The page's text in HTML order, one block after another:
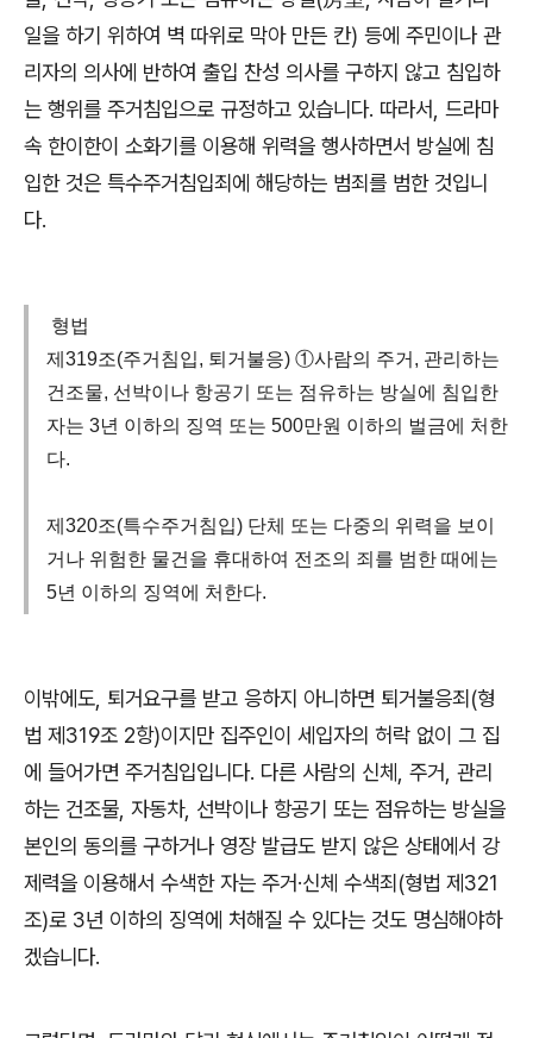
일을 하기 위하여 벽 따위로 막아 만든 칸) 등에 주민이나 관
리자의 의사에 반하여 출입 찬성 의사를 구하지 않고 침입하
는 행위를 주거침입으로 규정하고 있습니다. 따라서, 드라마
속 한이한이 소화기를 이용해 위력을 행사하면서 방실에 침
입한 것은 특수주거침입죄에 해당하는 범죄를 범한 것입니
다.
형법
제319조(주거침입, 퇴거불응) ①사람의 주거, 관리하는
건조물, 선박이나 항공기 또는 점유하는 방실에 침입한
자는 3년 이하의 징역 또는 500만원 이하의 벌금에 처한
다.
제320조(특수주거침입) 단체 또는 다중의 위력을 보이
거나 위험한 물건을 휴대하여 전조의 죄를 범한 때에는
5년 이하의 징역에 처한다.
이밖에도 퇴거요구를 받고 응하지 아니하면 퇴거불응죄 (형
법 제 319조 2항)이지만 집주인이 세입자의 허락 없이 그 집
에 들어가면 주거침입입니다. 다른 사람의 신체 주거
관리
하는 건조물 자동차, 선박이나 항공기 또는 점유하는 방실을
본인의 동의를 구하거나 영장 발급도 받지 않은 상태에서 강
제력을 이용해서 수색한 자는 주거·신체 수색죄 (형법 제 321
조)로 3년 이하의 징역에 처해질 수 있다는 것도 명심해야하
겠습니다.